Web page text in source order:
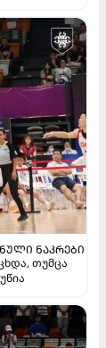
ᲜᲐᲙᲠᲔᲑᲘ
თუმცა